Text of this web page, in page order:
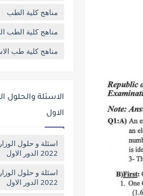
مناهج كلية الطب
مناهج كلية الطب
مناهج كلية طب
الاول
اسئلة و حلول
2022 الدور الاول
اسئلة و حلول
2022 الدور الاول